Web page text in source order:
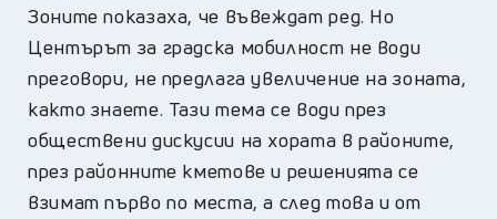
Зоните показаха, че въвеждат ред. Но
Центърът за градска мобилност не води
преговори, не предлага увеличение на зоната,
както знаете. Тази тема се води през
обществени дискусии на хората в районите,
през районните кметове и решенията се
взимат първо по места, а след това и от